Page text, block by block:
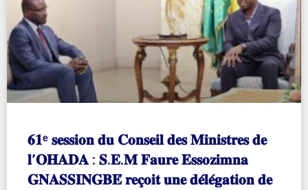
𝟔𝟏ᵉ 𝐬𝐞𝐬𝐬𝐢𝐨𝐧 𝐝𝐮 𝐂𝐨𝐧𝐬𝐞𝐢𝐥 𝐝𝐞𝐬 𝐌𝐢𝐧𝐢𝐬𝐭𝐫𝐞𝐬 𝐝𝐞
𝐥’𝐎𝐇𝐀𝐃𝐀 : 𝐒.𝐄.𝐌 𝐅𝐚𝐮𝐫𝐞 𝐄𝐬𝐬𝐨𝐳𝐢𝐦𝐧𝐚
𝐆𝐍𝐀𝐒𝐒𝐈𝐍𝐆𝐁𝐄́ 𝐫𝐞𝐜̧𝐨𝐢𝐭 𝐮𝐧𝐞 𝐝𝐞́𝐥𝐞́𝐠𝐚𝐭𝐢𝐨𝐧 𝐝𝐞